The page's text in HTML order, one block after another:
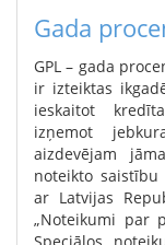
Gada
GPL – gada
ir izteiktas
ieskaitot
izņemot
aizdevējam
noteikto saistību
ar Latvijas
„Noteikumi par